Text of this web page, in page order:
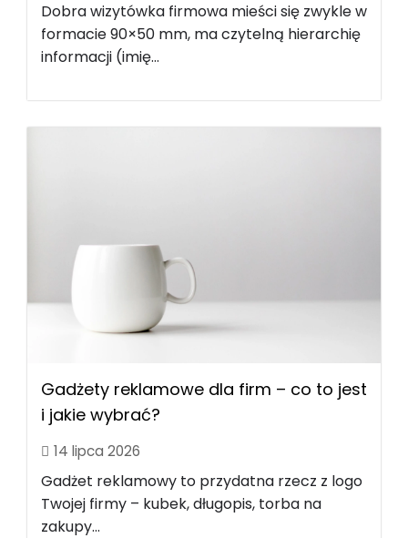
Dobra wizytówka firmowa mieści się zwykle w
formacie 90×50 mm, ma czytelną hierarchię
informacji (imię...
Gadżety reklamowe dla firm – co to jest
i jakie wybrać?
14 lipca 2026
Gadżet reklamowy to przydatna rzecz z logo
Twojej firmy – kubek, długopis, torba na
zakupy...